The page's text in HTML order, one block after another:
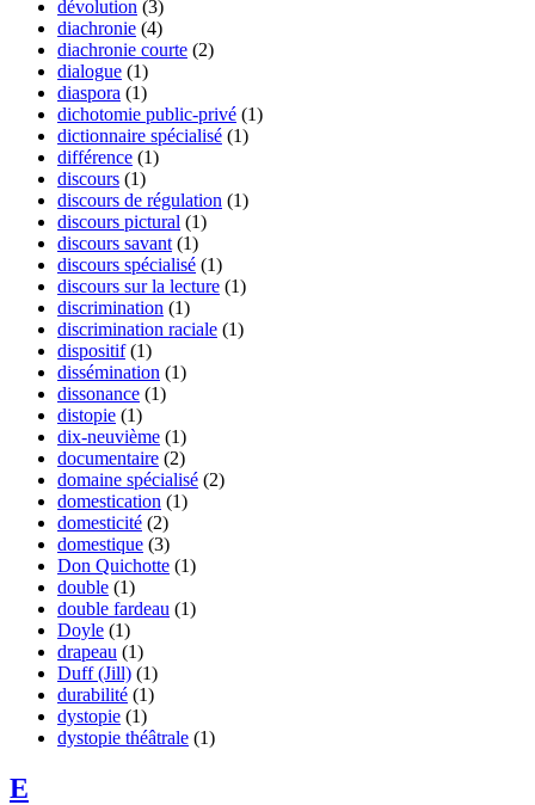
dévolution (3)
diachronie (4)
diachronie courte (2)
dialogue (1)
diaspora (1)
dichotomie public-privé (1)
dictionnaire spécialisé (1)
différence (1)
discours (1)
discours de régulation (1)
discours pictural (1)
discours savant (1)
discours spécialisé (1)
discours sur la lecture (1)
discrimination (1)
discrimination raciale (1)
dispositif (1)
dissémination (1)
dissonance (1)
distopie (1)
dix-neuvième (1)
documentaire (2)
domaine spécialisé (2)
domestication (1)
domesticité (2)
domestique (3)
Don Quichotte (1)
double (1)
double fardeau (1)
Doyle (1)
drapeau (1)
Duff (Jill) (1)
durabilité (1)
dystopie (1)
dystopie théâtrale (1)
E